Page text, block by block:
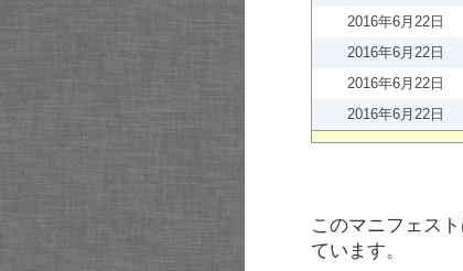
2016年6月22日
2016年6月22日
2016年6月22日
2016年6月22日
このマニフェスト
ています。